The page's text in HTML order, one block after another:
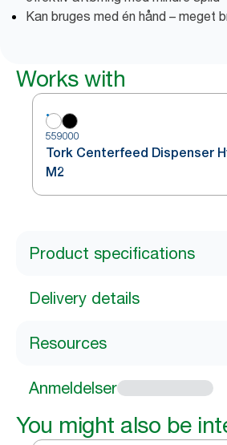
Kan bruges med én hånd – meget
Works with
559000
Tork Centerfeed Dispenser
M2
Product specifications
Delivery details
Resources
Anmeldelser
You might also be